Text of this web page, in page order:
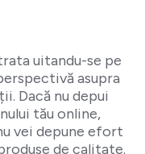
uitandu-se pe
asupra
Dacă nu depui
tău online,
vei depune efort
de calitate.